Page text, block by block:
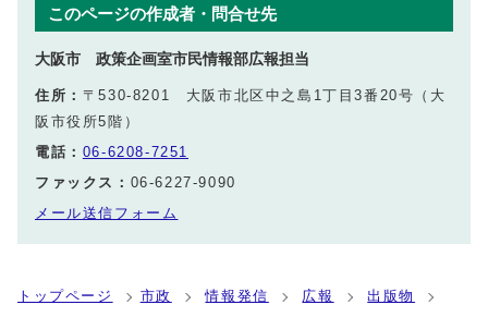
このページの作成者・問合せ先
大阪市 政策企画室市民情報部広報担当
住所： 〒530-8201 大阪市北区中之島1丁目3番20号（大
阪市役所5階）
電話： 06-6208-7251
ファックス： 06-6227-9090
メール送信フォーム
トップページ 市政 情報発信 広報
出版物